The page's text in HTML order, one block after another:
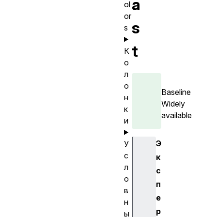
a
s
t
Baseline
Widely
available
Э
к
с
п
е
р
ol
or
s
К
о
л
о
н
к
и
У
с
л
о
в
н
ы